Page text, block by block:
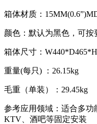
箱体材质：
颜色：默认为黑色，可
箱体尺寸：
重量(每只) ：26.15kg
毛重（单装）：29.45kg
参考应用领域：适合多功
KTV、酒吧等固定安装